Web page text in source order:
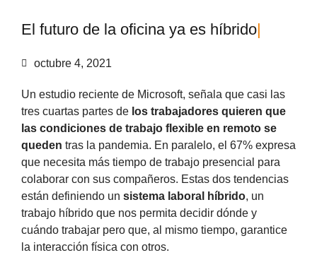
El futuro de la oficina ya es híbrido|
octubre 4, 2021
Un estudio reciente de Microsoft, señala que casi las
tres cuartas partes de los trabajadores quieren que
las condiciones de trabajo flexible en remoto se
queden tras la pandemia. En paralelo, el 67% expresa
que necesita más tiempo de trabajo presencial para
colaborar con sus compañeros. Estas dos tendencias
están definiendo un sistema laboral híbrido, un
trabajo híbrido que nos permita decidir dónde y
cuándo trabajar pero que, al mismo tiempo, garantice
la interacción física con otros.